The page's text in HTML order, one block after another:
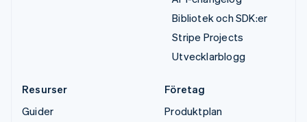
Bibliotek och SDK:er
Stripe Projects
Utvecklarblogg
Resurser
Guider
Företag
Produktplan